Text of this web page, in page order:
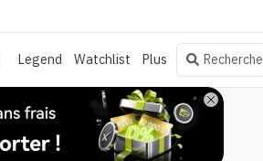
Legend Watchlist Plus Recherche